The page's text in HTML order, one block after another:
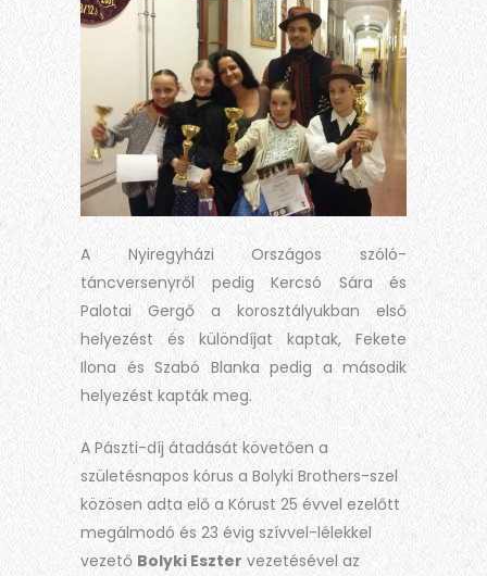
A Nyiregyházi Országos szóló-
táncversenyről pedig Kercsó Sára és
Palotai Gergő a korosztályukban első
helyezést és különdíjat kaptak, Fekete
Ilona és Szabó Blanka pedig a második
helyezést kapták meg.
A Pászti-díj átadását követően a
születésnapos kórus a Bolyki Brothers-szel
közösen adta elő a Kórust 25 évvel ezelőtt
megálmodó és 23 évig szívvel-lélekkel
vezető Bolyki Eszter vezetésével az